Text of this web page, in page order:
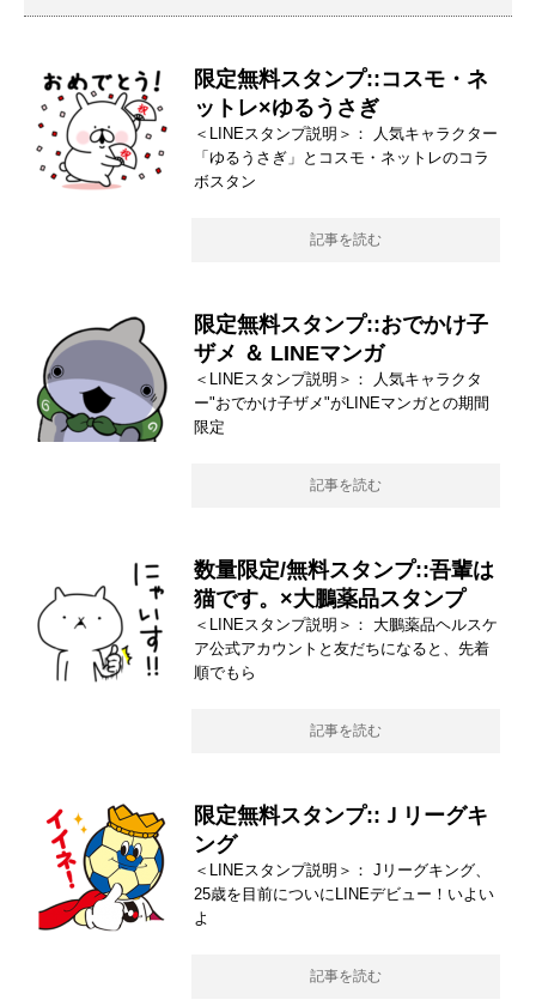
限定無料スタンプ::コスモ・ネ
ットレ×ゆるうさぎ
＜LINEスタンプ説明＞： 人気キャラクター
「ゆるうさぎ」とコスモ・ネットレのコラ
ボスタン
記事を読む
限定無料スタンプ::おでかけ子
ザメ ＆ LINEマンガ
＜LINEスタンプ説明＞： 人気キャラクタ
ー"おでかけ子ザメ"がLINEマンガとの期間
限定
記事を読む
数量限定/無料スタンプ::吾輩は
猫です。×大鵬薬品スタンプ
＜LINEスタンプ説明＞： 大鵬薬品ヘルスケ
ア公式アカウントと友だちになると、先着
順でもら
記事を読む
限定無料スタンプ::Ｊリーグキ
ング
＜LINEスタンプ説明＞： Jリーグキング、
25歳を目前についにLINEデビュー！いよい
よ
記事を読む